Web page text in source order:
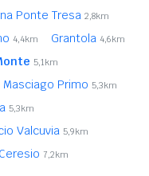
Ponte Tresa 2,8km
4,4km Grantola 4,6km
5,1km
Masciago Primo 5,3km
5,3km
Valcuvia 5,9km
7,2km